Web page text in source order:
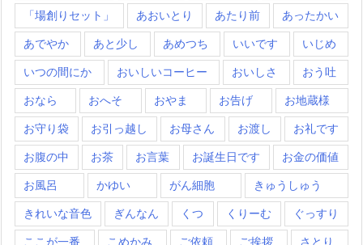
「場創りセット」 あおいとり あたり前 あったかい
あでやか あと少し あめつち いいです いじめ
いつの間にか おいしいコーヒー おいしさ おう吐
おなら おへそ おやま お告げ お地蔵様
お守り袋 お引っ越し お母さん お渡し お礼です
お腹の中 お茶 お言葉 お誕生日です お金の価値
お風呂 かゆい がん細胞 きゅうしゅう
きれいな音色 ぎんなん くつ くりーむ ぐっすり
ここが一番 こめかみ ご依頼 ご挨拶 さとり